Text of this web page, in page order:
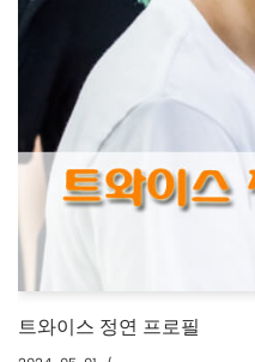
트와이스 정연 프로필